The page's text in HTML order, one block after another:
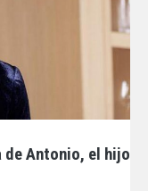
de Antonio, el hijo